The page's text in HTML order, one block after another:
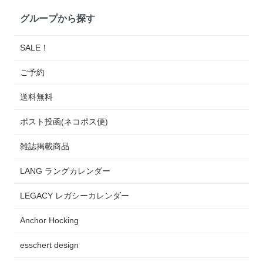
グループから探す
SALE！
ご予約
送料無料
ポスト投函(ネコポス便)
雑誌掲載商品
LANG ラングカレンダー
LEGACY レガシーカレンダー
Anchor Hocking
esschert design